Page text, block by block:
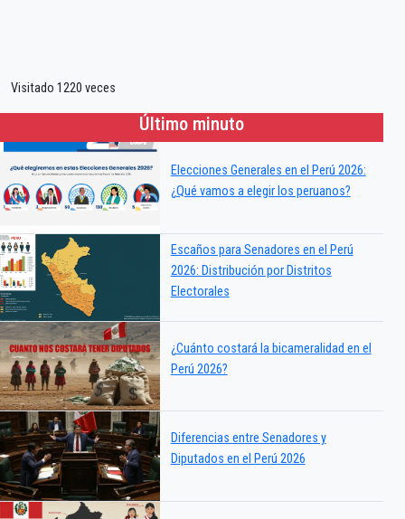
Visitado 1220 veces
Último minuto
Elecciones Generales en el Perú 2026:
¿Qué vamos a elegir los peruanos?
Escaños para Senadores en el Perú
2026: Distribución por Distritos
Electorales
¿Cuánto costará la bicameralidad en el
Perú 2026?
Diferencias entre Senadores y
Diputados en el Perú 2026